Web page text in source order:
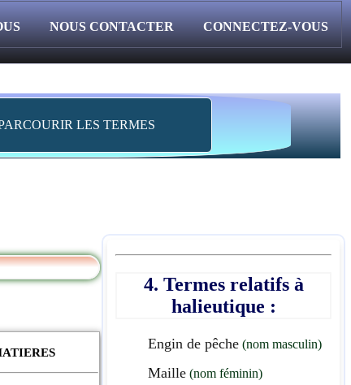
NOUS CONTACTER CONNECTEZ-VOUS
LES TERMES
4. Termes relatifs à
halieutique :
Engin de pêche (nom masculin)
Maille (nom féminin)